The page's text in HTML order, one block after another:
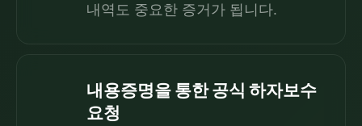
내역도 중요한 증거가 됩니다.
내용증명을 통한 공식 하자보수
요청